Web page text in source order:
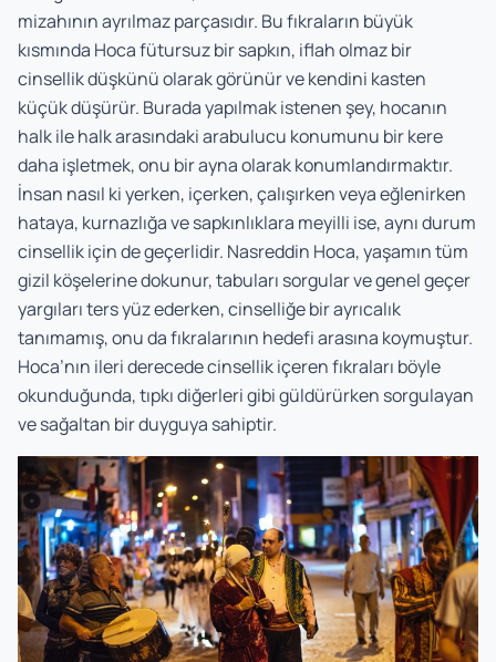
mizahının ayrılmaz parçasıdır. Bu fıkraların büyük
kısmında Hoca fütursuz bir sapkın, iflah olmaz bir
cinsellik düşkünü olarak görünür ve kendini kasten
küçük düşürür. Burada yapılmak istenen şey, hocanın
halk ile halk arasındaki arabulucu konumunu bir kere
daha işletmek, onu bir ayna olarak konumlandırmaktır.
İnsan nasıl ki yerken, içerken, çalışırken veya eğlenirken
hataya, kurnazlığa ve sapkınlıklara meyilli ise, aynı durum
cinsellik için de geçerlidir. Nasreddin Hoca, yaşamın tüm
gizil köşelerine dokunur, tabuları sorgular ve genel geçer
yargıları ters yüz ederken, cinselliğe bir ayrıcalık
tanımamış, onu da fıkralarının hedefi arasına koymuştur.
Hoca’nın ileri derecede cinsellik içeren fıkraları böyle
okunduğunda, tıpkı diğerleri gibi güldürürken sorgulayan
ve sağaltan bir duyguya sahiptir.